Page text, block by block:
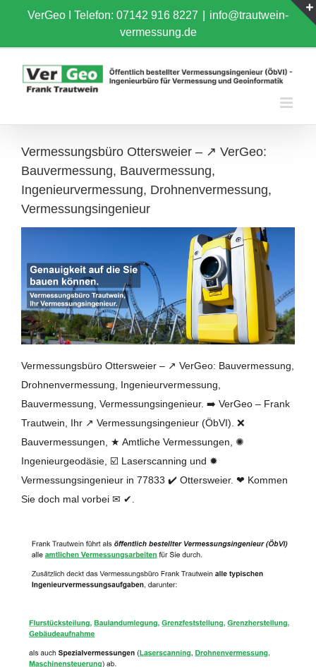
content
VerGeo I Telefon: 07142 916 8227
info@trautwein-
vermessung.de
Vermessungsbüro Ottersweier – ↗️ VerGeo:
Bauvermessung, Bauvermessung,
Ingenieurvermessung, Drohnenvermessung,
Vermessungsingenieur
Vermessungsbüro Ottersweier – ↗️ VerGeo: Bauvermessung,
Drohnenvermessung, Ingenieurvermessung,
Bauvermessung, Vermessungsingenieur. ➡️ VerGeo – Frank
Trautwein, Ihr ↗️ Vermessungsingenieur (ÖbVI). ❌
Bauvermessungen, ★ Amtliche Vermessungen, ✺
Ingenieurgeodäsie, ☑️ Laserscanning und ✹
Vermessungsingenieur in 77833 ✔️ Ottersweier. ❤ Kommen
Sie doch mal vorbei ✉ ✔.